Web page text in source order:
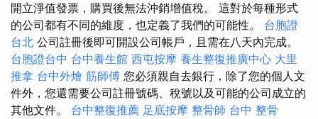
開立淨值發票，購買後無法沖銷增值稅。 這對於每種形式
的公司都有不同的維度，也定義了我們的可能性。 台胞證
台北 公司註冊後即可開設公司帳戶，且需在八天內完成。
台胞證台中 台中養生館 西屯按摩 養生整復推廣中心 大里
推拿 台中外燴 筋師傅 您必須親自去銀行，除了您的個人文
件外，您還需要公司註冊號碼、稅號以及可能的公司成立的
其他文件。 台中整復推薦 足底按摩 整骨師 台中 整骨